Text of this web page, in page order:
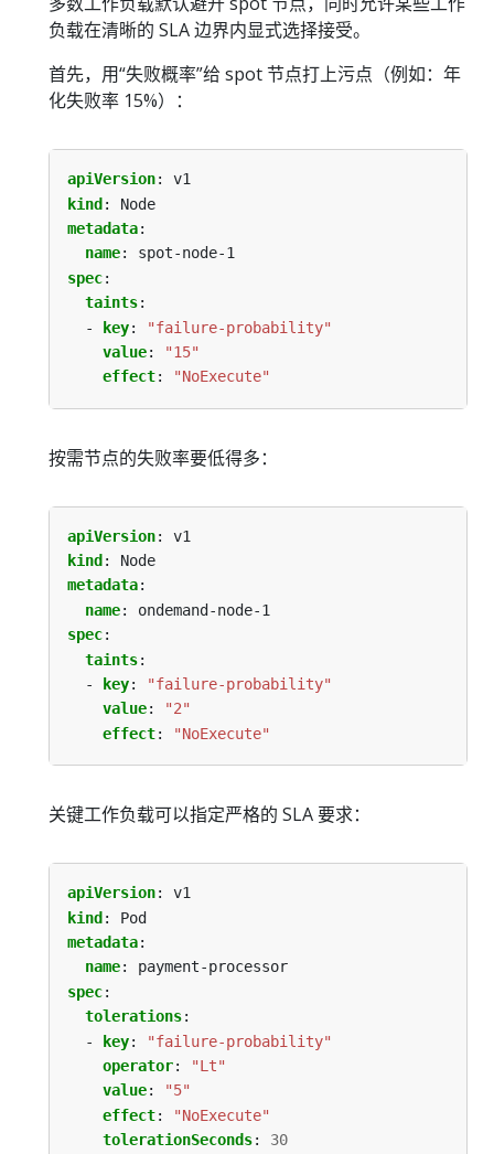
负载在清晰的 SLA 边界内显式选择接受。
首先，用“失败概率”给 spot 节点打上污点（例如：年
化失败率 15%）：
apiVersion:
v1
kind:
Node
metadata:
name:
spot-node-1
spec:
taints:
- key:
"failure-probability"
value:
"15"
effect: "NoExecute"
按需节点的失败率要低得多：
apiVersion:
v1
kind :
Node
metadata:
name:
ondemand-node-1
spec:
taints:
-
key:
"failure-probability"
value:
"2"
effect: "NoExecute"
关键工作负载可以指定严格的 SLA 要求：
apiVersion:
v1
kind :
Pod
metadata:
name:
payment-processor
spec:
tolerations:
- key:
"failure-probability"
operator:
"Lt"
value:
"5"
effect:
"NoExecute"
tolerationSeconds:
30